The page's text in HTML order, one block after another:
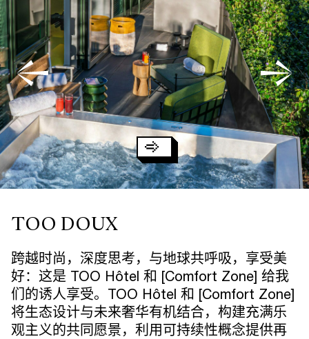
TOO DOUX
跨越时尚，深度思考，与地球共呼吸，享受美
好：这是 TOO Hôtel 和 [Comfort Zone] 给我
们的诱人享受。TOO Hôtel 和 [Comfort Zone]
将生态设计与未来奢华有机结合，构建充满乐
观主义的共同愿景，利用可持续性概念提供再